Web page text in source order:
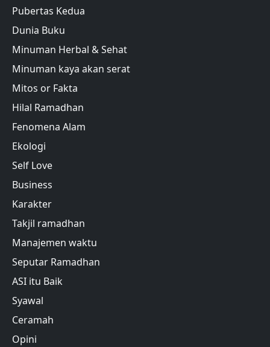
Pubertas Kedua
Dunia Buku
Minuman Herbal & Sehat
Minuman kaya akan serat
Mitos or Fakta
Hilal Ramadhan
Fenomena Alam
Ekologi
Self Love
Business
Karakter
Takjil ramadhan
Manajemen waktu
Seputar Ramadhan
ASI itu Baik
Syawal
Ceramah
Opini